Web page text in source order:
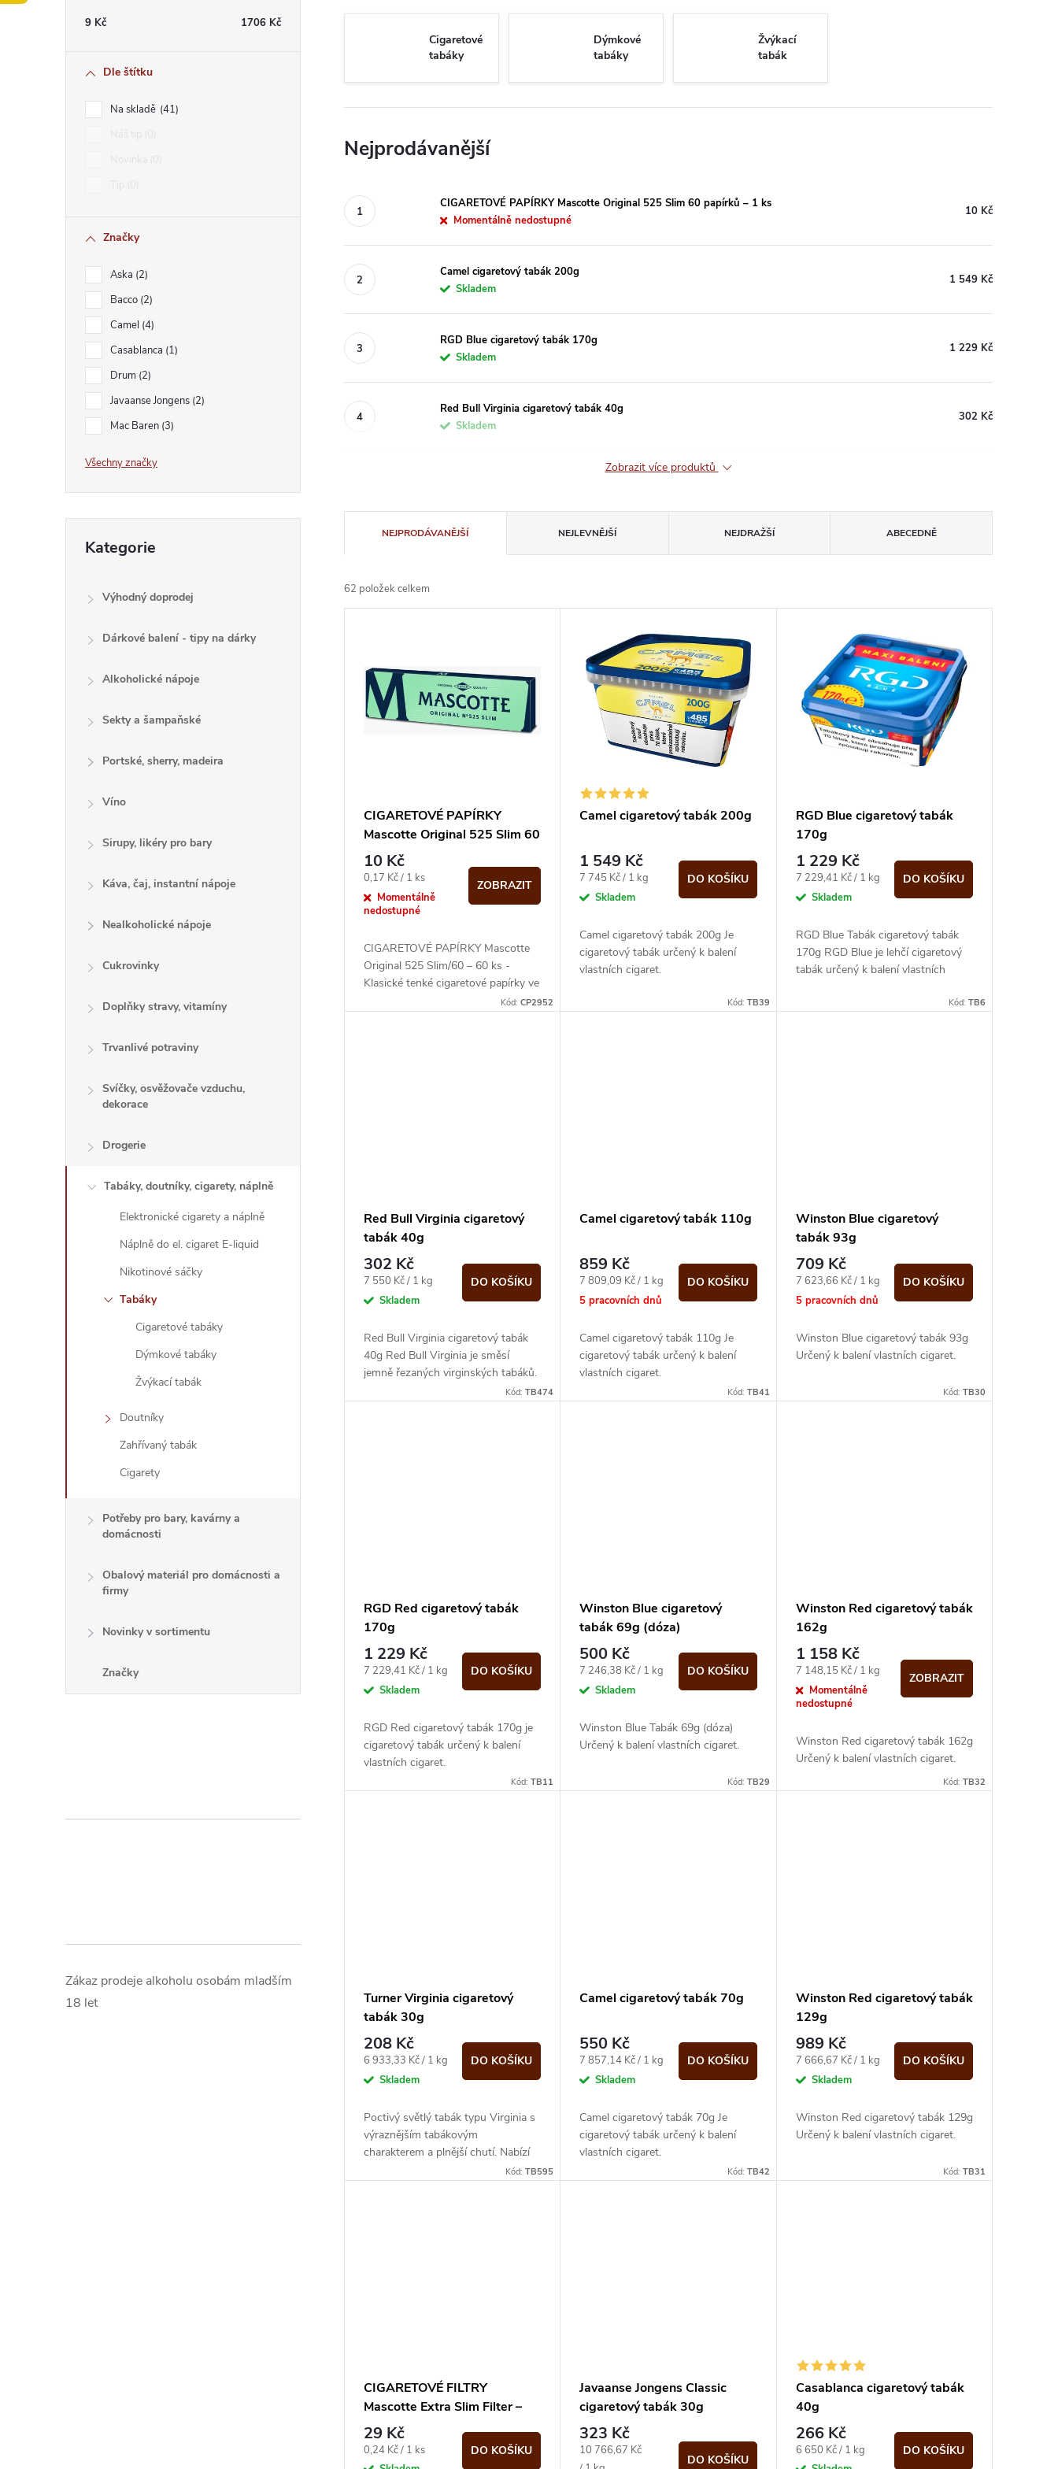
9 Kč 1706 Kč
Dle štítku
Na skladě 41
Značky
Aska 2
Bacco 2
Camel 4
Casablanca 1
Drum 2
Javaanse Jongens 2
Mac Baren 3
Všechny značky
kategorie
Kategorie
Výhodný doprodej
Dárkové balení - tipy na dárky
Alkoholické nápoje
Sekty a šampaňské
Portské, sherry, madeira
Víno
Sirupy, likéry pro bary
Káva, čaj, instantní nápoje
Nealkoholické nápoje
Cukrovinky
Doplňky stravy, vitamíny
Trvanlivé potraviny
Svíčky, osvěžovače vzduchu,
dekorace
Drogerie
Tabáky, doutníky, cigarety, náplně
Elektronické cigarety a náplně
Náplně do el. cigaret E-liquid
Nikotinové sáčky
Tabáky
Cigaretové tabáky
Dýmkové tabáky
Žvýkací tabák
Doutníky
Zahřívaný tabák
Cigarety
Potřeby pro bary, kavárny a
domácnosti
Obalový materiál pro domácnosti a
firmy
Novinky v sortimentu
Značky
Zákaz prodeje alkoholu osobám mladším
18 let
Cigaretové
tabáky
Dýmkové
tabáky
Žvýkací
tabák
Nejprodávanější
CIGARETOVÉ PAPÍRKY Mascotte Original 525 Slim 60 papírků – 1 ks
Momentálně nedostupné
10 Kč
Camel cigaretový tabák 200g
Skladem
1 549 Kč
RGD Blue cigaretový tabák 170g
Skladem
1 229 Kč
Red Bull Virginia cigaretový tabák 40g
Skladem
302 Kč
Zobrazit více produktů
a
z
t
NEJPRODÁVANĚJŠÍ NEJLEVNĚJŠÍ NEJDRAŽŠÍ ABECEDNĚ
62 položek celkem
k
CIGARETOVÉ PAPÍRKY
Mascotte Original 525 Slim 60
papírků – 1 ks
10 Kč
Měrná
cena:
0,17 Kč / 1 ks
Momentálně
nedostupné
ZOBRAZIT
CIGARETOVÉ PAPÍRKY Mascotte
Original 525 Slim/60 – 60 ks -
Klasické tenké cigaretové papírky ve
slim formátu pro ruční baleníKód:CP2952
Camel cigaretový tabák 200g
1 549 Kč
Měrná
cena:
7 745 Kč / 1 kg
Skladem
DO KOŠÍKU
Camel cigaretový tabák 200g Je
cigaretový tabák určený k balení
vlastních cigaret.
Kód: TB39
RGD Blue cigaretový tabák
170g
1 229 Kč
Měrná
cena:
7 229,41 Kč / 1 kg
Skladem
DO KOŠÍKU
RGD Blue Tabák cigaretový tabák
170g RGD Blue je lehčí cigaretový
tabák určený k balení vlastních
Kód: TB6
Red Bull Virginia cigaretový
tabák 40g
302 Kč
Měrná
cena:
7 550 Kč / 1 kg
Skladem
DO KOŠÍKU
Red Bull Virginia cigaretový tabák
40g Red Bull Virginia je směsí
jemně řezaných virginských tabáků.
Kód:TB474
Camel cigaretový tabák 110g
859 Kč
Měrná
cena:
7 809,09 Kč / 1 kg
5 pracovních dnů
DO KOŠÍKU
Camel cigaretový tabák 110g Je
cigaretový tabák určený k balení
vlastních cigaret.
Kód: TB41
Winston Blue cigaretový
tabák 93g
709 Kč
Měrná
cena:
7 623,66 Kč / 1 kg
5 pracovních dnů
DO KOŠÍKU
Winston Blue cigaretový tabák 93g
Určený k balení vlastních cigaret.
Kód: TB30
RGD Red cigaretový tabák
170g
1 229 Kč
Měrná
cena:
7 229,41 Kč / 1 kg
Skladem
DO KOŠÍKU
RGD Red cigaretový tabák 170g je
cigaretový tabák určený k balení
vlastních cigaret.
Kód:TB11
Winston Blue cigaretový
tabák 69g (dóza)
500 Kč
Měrná
cena:
7 246,38 Kč / 1 kg
Skladem
DO KOŠÍKU
Winston Blue Tabák 69g (dóza)
Určený k balení vlastních cigaret.
Kód: TB29
Winston Red cigaretový tabák
162g
1 158 Kč
Měrná
cena:
7 148,15 Kč / 1 kg
Momentálně
nedostupné
ZOBRAZIT
Winston Red cigaretový tabák 162g
Určený k balení vlastních cigaret.
Kód: TB32
Turner Virginia cigaretový
tabák 30g
208 Kč
Měrná
cena:
6 933,33 Kč / 1 kg
Skladem
DO KOŠÍKU
Poctivý světlý tabák typu Virginia s
výraznějším tabákovým
charakterem a plnější chutí. Nabízí
přirozené aroma, lehkou nasládlost
Kód:TB595
Camel cigaretový tabák 70g
550 Kč
Měrná
cena:
7 857,14 Kč / 1 kg
Skladem
DO KOŠÍKU
Camel cigaretový tabák 70g Je
cigaretový tabák určený k balení
vlastních cigaret.
Kód: TB42
Winston Red cigaretový tabák
129g
989 Kč
Měrná
cena:
7 666,67 Kč / 1 kg
Skladem
DO KOŠÍKU
Winston Red cigaretový tabák 129g
Určený k balení vlastních cigaret.
Kód: TB31
CIGARETOVÉ FILTRY
Mascotte Extra Slim Filter –
120 ks
29 Kč
Měrná
0,24 Kč / 1 ks
DO KOŠÍKU
Javaanse Jongens Classic
cigaretový tabák 30g
323 Kč
Měrná
10 766,67 Kč
DO KOŠÍKU
Casablanca cigaretový tabák
40g
266 Kč
Měrná
6 650 Kč / 1 kg
DO KOŠÍKU